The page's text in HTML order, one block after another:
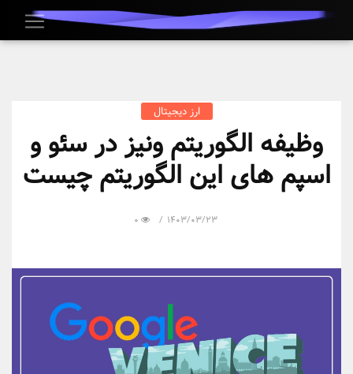
ارز دیجیتال
وظیفه الگوریتم ونیز در سئو و
اسپم های این الگوریتم چیست
1403/03/23